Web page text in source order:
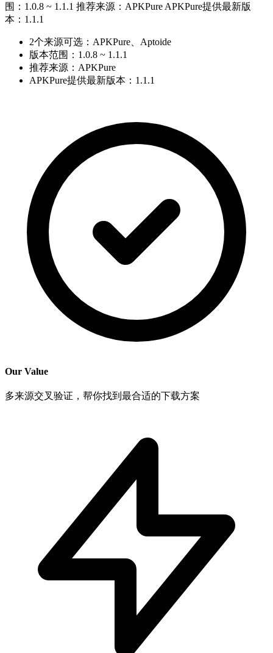
围：1.0.8 ~ 1.1.1 推荐来源：APKPure APKPure提供最新版
本：1.1.1
2个来源可选：APKPure、Aptoide
版本范围：1.0.8 ~ 1.1.1
推荐来源：APKPure
APKPure提供最新版本：1.1.1
Our Value
多来源交叉验证，帮你找到最合适的下载方案